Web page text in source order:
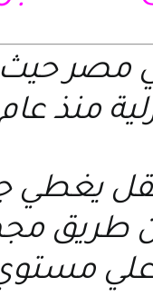
مصر
منذ عام 1985
يغطي
عن طريق
اعلي